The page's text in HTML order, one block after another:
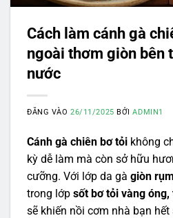
Cách làm cánh gà
ngoài thơm giòn bên
nước
ĐĂNG VÀO26/11/2025 BỞIADMIN1
Cánh gà chiên bơ tỏi không
kỳ dễ làm mà còn sở hữu
cưỡng. Với lớp da gà giòn rụm
trong lớp sốt bơ tỏi vàng
sẽ khiến nồi cơm nhà bạn